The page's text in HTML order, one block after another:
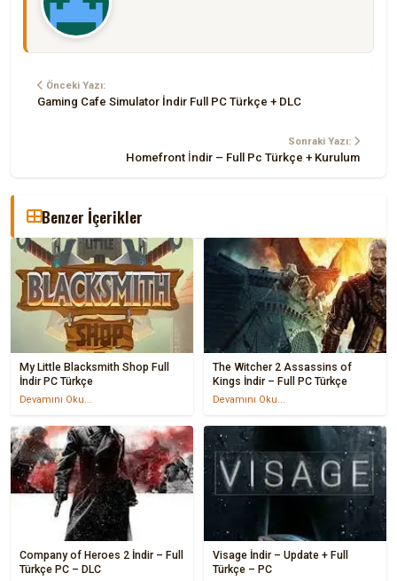
Önceki Yazı:
Gaming Cafe Simulator İndir Full PC Türkçe + DLC
Sonraki Yazı:
Homefront İndir – Full Pc Türkçe + Kurulum
Benzer İçerikler
My Little Blacksmith Shop Full
İndir PC Türkçe
Devamını Oku...
The Witcher 2 Assassins of
Kings İndir – Full PC Türkçe
Devamını Oku...
Company of Heroes 2 İndir – Full
Türkçe PC – DLC
Visage İndir – Update + Full
Türkçe – PC